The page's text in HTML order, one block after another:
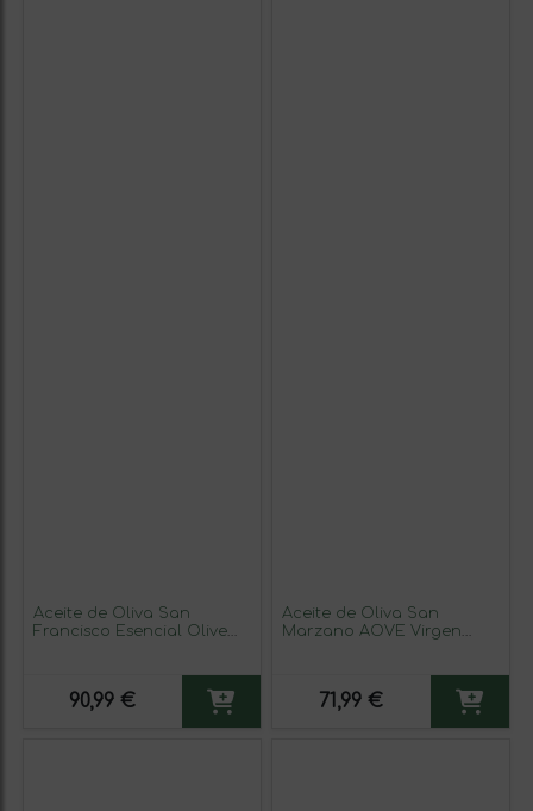
Aceite de Oliva San
Francisco Esencial Olive
90,99 €
Aceite de Oliva San
Marzano AOVE Virgen
71,99 €